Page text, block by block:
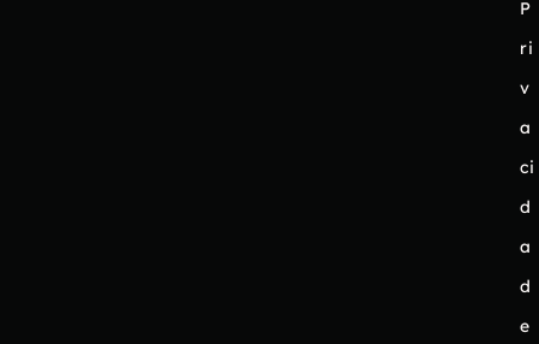
P
ri
v
a
ci
d
a
d
e